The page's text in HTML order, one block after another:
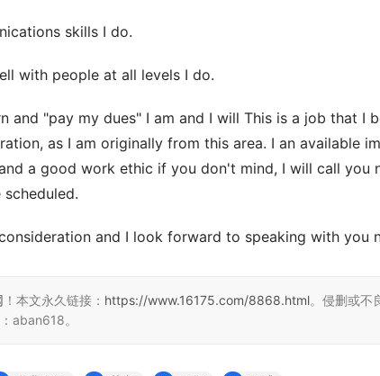
skills I do.
with people at all levels I do.
as I am originally from this area. I an available
a good work ethic if you don't mind, I will call you
and I look forward to speaking with you
！本文永久链接： https://www.16175.com/8868.html。侵删或不
aban618。